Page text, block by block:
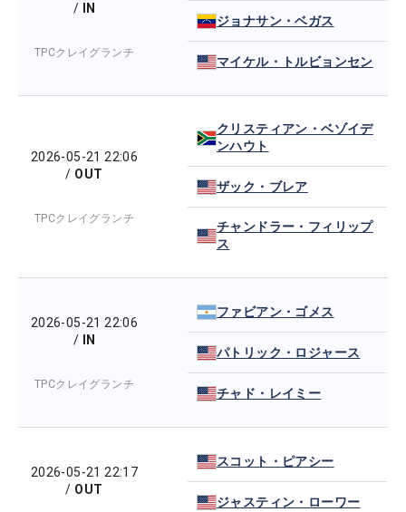
/
IN
TPCクレイグランチ
ジョナサン・ベガス
マイケル・トルビョンセン
2026-05-21 22:06
/ OUT
TPCクレイグランチ
クリスティアン・ベゾイデ
ンハウト
ザック・ブレア
チャンドラー・フィリップ
ス
2026-05-21 22:06
/
IN
TPCクレイグランチ
ファビアン・ゴメス
パトリック・ロジャース
チャド・レイミー
2026-05-21 22:17
/ OUT
スコット・ピアシー
ジャスティン・ローワー